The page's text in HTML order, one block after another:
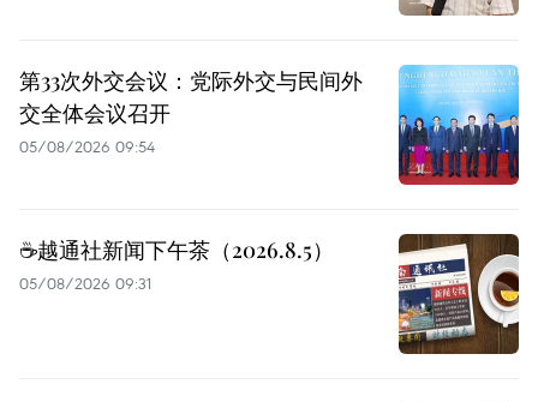
第33次外交会议：党际外交与民间外
交全体会议召开
05/08/2026 09:54
☕️越通社新闻下午茶（2026.8.5）
05/08/2026 09:31